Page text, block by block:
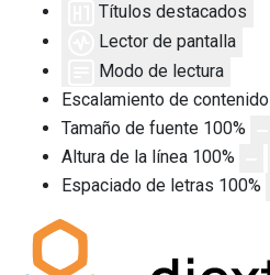
Títulos destacados
Lector de pantalla
Modo de lectura
Escalamiento de contenido
Tamaño de fuente 100%
Altura de la línea 100%
Espaciado de letras 100%